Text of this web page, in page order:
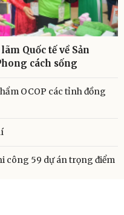
Quốc tế về Sản
cách sống
OCOP các tỉnh đồng
công 59 dự án trọng điểm